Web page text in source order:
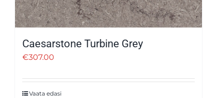
Caesarstone Turbine Grey
€307.00
Vaata edasi